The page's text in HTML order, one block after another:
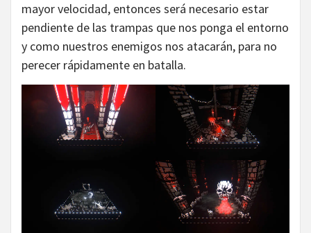
mayor velocidad, entonces será necesario estar
pendiente de las trampas que nos ponga el entorno
y como nuestros enemigos nos atacarán, para no
perecer rápidamente en batalla.